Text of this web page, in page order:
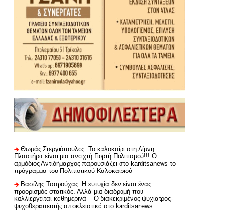
Θωμάς Στεργιόπουλος: Το καλοκαίρι στη Λίμνη
Πλαστήρα είναι μια ανοιχτή Γιορτή Πολιτισμού!!! Ο
αρμόδιος Αντιδήμαρχος παρουσιάζει στο karditsanews το
πρόγραμμα του Πολιτιστικού Καλοκαιριού
Βασίλης Τσαρούχας: Η ευτυχία δεν είναι ένας
προορισμός στατικός. Αλλά μια διαδρομή που
καλλιεργείται καθημερινά – Ο διακεκριμένος ψυχίατρος-
ψυχοθεραπευτής αποκλειστικά στο karditsanews